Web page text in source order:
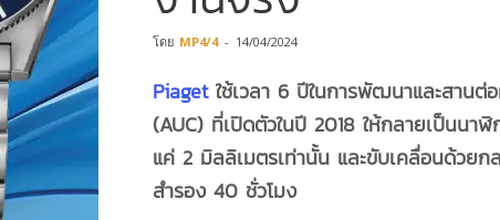
โดย MP4/4 - 14/04/2024
Piagetใช้เวลา 6 ปีในการพัฒนาและสาน
(AUC) ที่เปิดตัวในปี 2018 ให้กลายเป็นนา
แค่ 2 มิลลิเมตรเท่านั้น และขับเคลื่อนด้ว
สำรอง 40 ชั่วโมง